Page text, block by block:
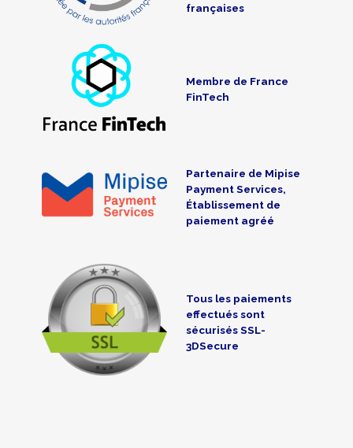
françaises
Membre de France
FinTech
Partenaire de Mipise
Payment Services,
Établissement de
paiement agréé
Tous les paiements
effectués sont
sécurisés SSL-
3DSecure